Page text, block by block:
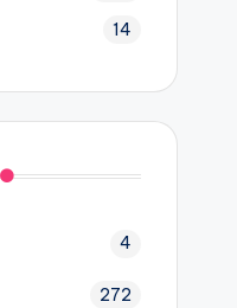
14
4
272